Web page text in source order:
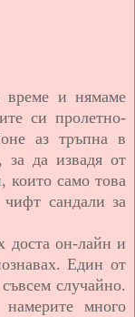
време и нямаме
си пролетно-
аз тръпна в
за да извадя от
които само това
сандали за
доста он-лайн и
Един от
случайно.
много